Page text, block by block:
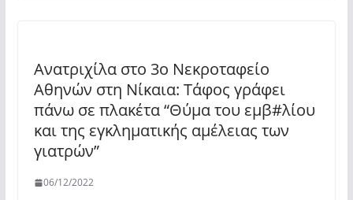
Ανατριχίλα στο 3ο Νεκροταφείο
Αθηνών στη Νίκαια: Τάφος γράφει
πάνω σε πλακέτα “Θύμα του εμβ#λίου
και της εγκληματικής αμέλειας των
γιατρών”
06/12/2022